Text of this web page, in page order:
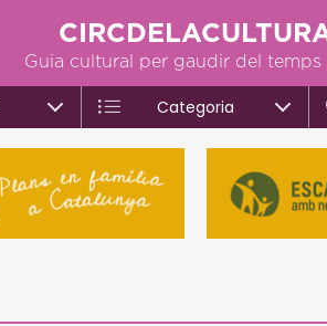
Guia cultural per gaudir del temps
Categoria